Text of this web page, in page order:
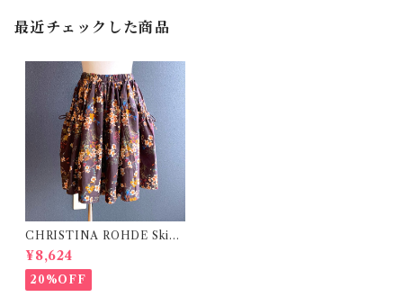
最近チェックした商品
CHRISTINA ROHDE Skirt
/ Flower ( 6~12Y)
¥8,624
20%OFF